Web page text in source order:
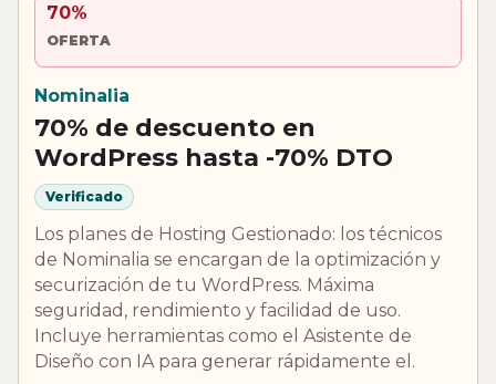
70%
OFERTA
Nominalia
70% de descuento en
WordPress hasta -70% DTO
Verificado
Los planes de Hosting Gestionado: los técnicos
de Nominalia se encargan de la optimización y
securización de tu WordPress. Máxima
seguridad, rendimiento y facilidad de uso.
Incluye herramientas como el Asistente de
Diseño con IA para generar rápidamente el.